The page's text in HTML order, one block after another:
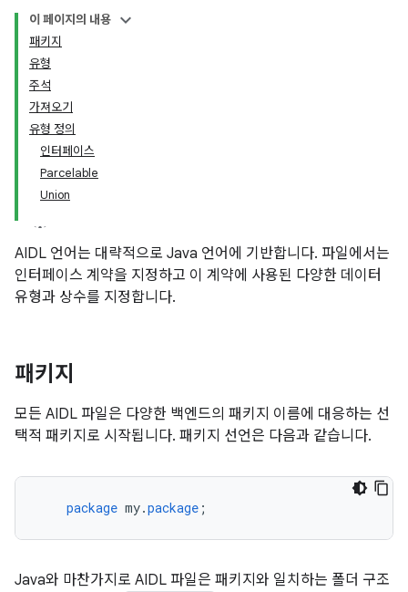
이 페이지의 내용
패키지
유형
주석
가져오기
유형 정의
인터페이스
Parcelable
Union
AIDL 언어는 대략적으로 Java 언어에 기반합니다. 파일에서는
인터페이스 계약을 지정하고 이 계약에 사용된 다양한 데이터
유형과 상수를 지정합니다.
패키지
모든 AIDL 파일은 다양한 백엔드의 패키지 이름에 대응하는 선
택적 패키지로 시작됩니다. 패키지 선언은 다음과 같습니다.
package my.package ;
Java와 마찬가지로 AIDL 파일은 패키지와 일치하는 폴더 구조